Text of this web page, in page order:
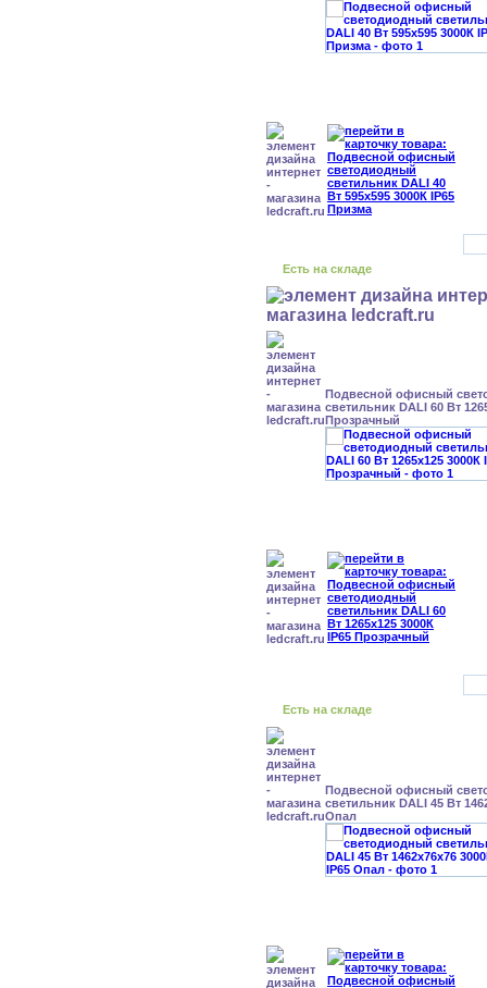
Есть на складе
Подвесной офисный
светильник DALI 60 Вт
Прозрачный
Есть на складе
Подвесной офисный
светильник DALI 45 Вт
Опал